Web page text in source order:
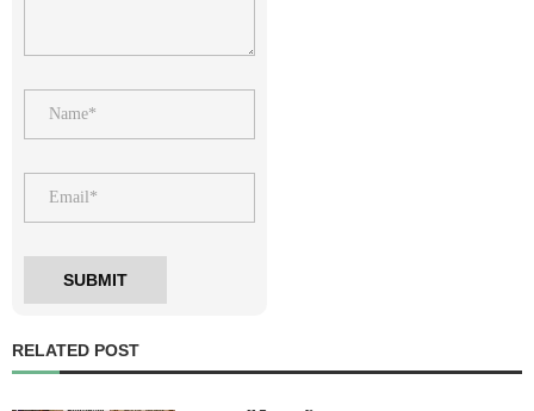
RELATED POST